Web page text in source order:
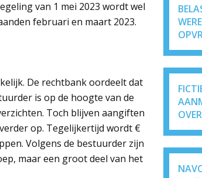
van 1 mei 2023 wordt wel
februari en maart 2023.
De rechtbank oordeelt dat
is op de hoogte van de
Toch blijven aangiften
op. Tegelijkertijd wordt €
Volgens de bestuurder zijn
maar een groot deel van het